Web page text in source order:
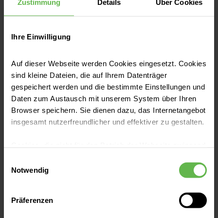
Zustimmung Details Über Cookies
Ihre Einwilligung
Auf dieser Webseite werden Cookies eingesetzt. Cookies
sind kleine Dateien, die auf Ihrem Datenträger
gespeichert werden und die bestimmte Einstellungen und
Daten zum Austausch mit unserem System über Ihren
Browser speichern. Sie dienen dazu, das Internetangebot
insgesamt nutzerfreundlicher und effektiver zu gestalten.
eingesetzt werden.
Es steht Ihnen frei, unsere Seite mit nur den notwendigen
Cookies zu benutzen, eine individuelle Auswahl
Notwendig
Präferenzen
Alija Bukvic
Pflegerische Leitung | Station 1B und 1D
Sozialdienst